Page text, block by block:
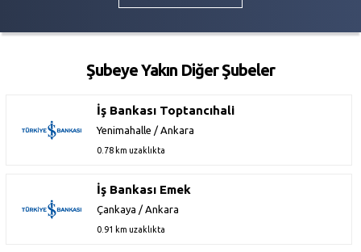
Şubeye Yakın Diğer Şubeler
İş Bankası Toptancıhali
Yenimahalle / Ankara
0.78 km uzaklıkta
İş Bankası Emek
Çankaya / Ankara
0.91 km uzaklıkta